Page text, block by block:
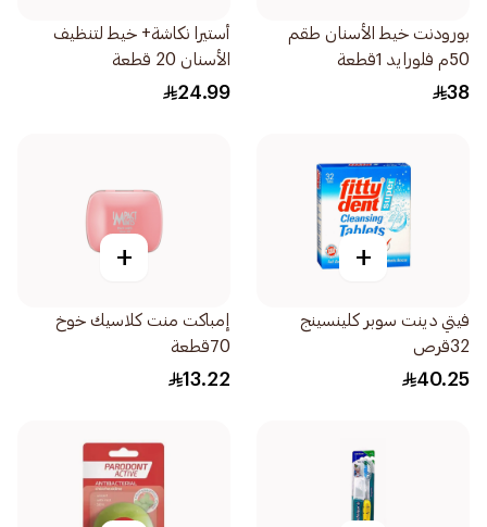
بورودنت خيط الأسنان طقم
50م فلورايد 1قطعة
38
أستيرا نكاشة+ خيط لتنظيف
الأسنان 20 قطعة
24.99
+
فيتي دينت سوبر كلينسينج
32قرص
40.25
+
إمباكت منت كلاسيك خوخ
70قطعة
13.22